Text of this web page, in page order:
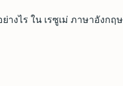
งไร ใน เรซูเม่ ภาษาอังกฤษ